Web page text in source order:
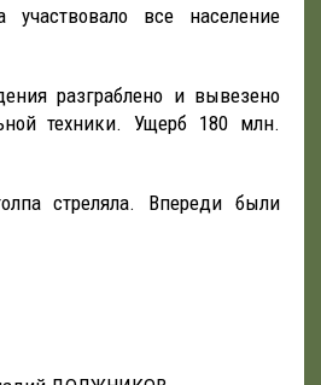
участвовало все население
разграблено и вывезено
техники. Ущерб 180 млн.
стреляла. Впереди были